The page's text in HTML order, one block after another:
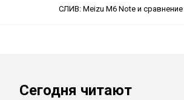
СЛИВ: Meizu M6 Note и
Сегодня читают